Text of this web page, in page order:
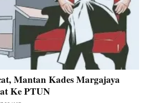
Mantan Kades Margajaya
Ke PTUN